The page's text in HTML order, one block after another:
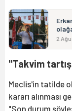
2
"Takvim
Meclis'in tatilde
kararı alınması
"Son durum